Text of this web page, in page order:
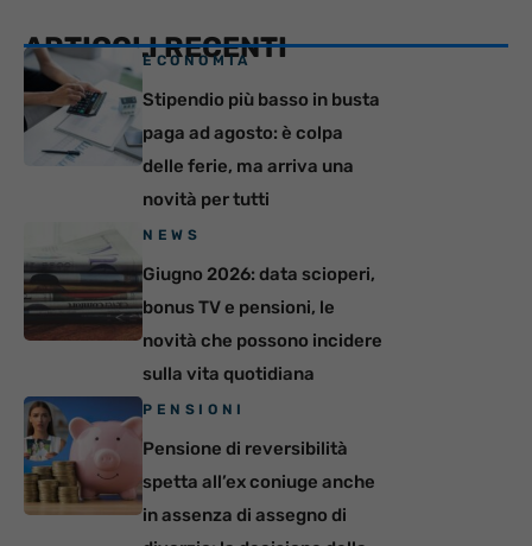
ARTICOLI RECENTI
ECONOMIA
Stipendio più basso in busta
paga ad agosto: è colpa
delle ferie, ma arriva una
novità per tutti
NEWS
Giugno 2026: data scioperi,
bonus TV e pensioni, le
novità che possono incidere
sulla vita quotidiana
PENSIONI
Pensione di reversibilità
spetta all’ex coniuge anche
in assenza di assegno di